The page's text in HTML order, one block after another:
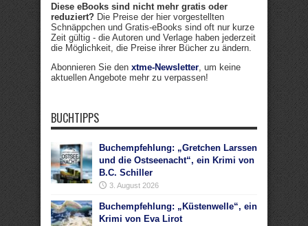
Diese eBooks sind nicht mehr gratis oder
reduziert? Die Preise der hier vorgestellten
Schnäppchen und Gratis-eBooks sind oft nur kurze
Zeit gültig - die Autoren und Verlage haben jederzeit
die Möglichkeit, die Preise ihrer Bücher zu ändern.
Abonnieren Sie den xtme-Newsletter , um keine
aktuellen Angebote mehr zu verpassen!
BUCHTIPPS
Buchempfehlung: „Gretchen Larssen
und die Ostseenacht“, ein Krimi von
B.C. Schiller
3. August 2026
Buchempfehlung: „Küstenwelle“, ein
Krimi von Eva Lirot